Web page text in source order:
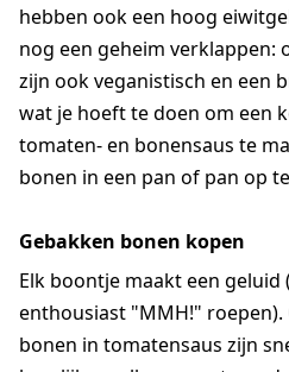
hebben ook een hoog
nog een geheim verklappen:
zijn ook veganistisch en een
wat je hoeft te doen om een
tomaten- en bonensaus te
bonen in een pan of pan op
Gebakken bonen kopen
Elk boontje maakt een geluid
enthousiast "MMH!"
bonen in tomatensaus zijn